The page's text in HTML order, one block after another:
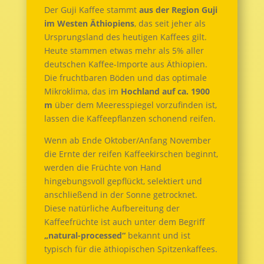
Der Guji Kaffee stammt aus der Region Guji
im Westen Äthiopiens, das seit jeher als
Ursprungsland des heutigen Kaffees gilt.
Heute stammen etwas mehr als 5% aller
deutschen Kaffee-Importe aus Äthiopien.
Die fruchtbaren Böden und das optimale
Mikroklima, das im Hochland auf ca. 1900
m über dem Meeresspiegel vorzufinden ist,
lassen die Kaffeepflanzen schonend reifen.
Wenn ab Ende Oktober/Anfang November
die Ernte der reifen Kaffeekirschen beginnt,
werden die Früchte von Hand
hingebungsvoll gepflückt, selektiert und
anschließend in der Sonne getrocknet.
Diese natürliche Aufbereitung der
Kaffeefrüchte ist auch unter dem Begriff
„natural-processed“bekannt und ist
typisch für die äthiopischen Spitzenkaffees.